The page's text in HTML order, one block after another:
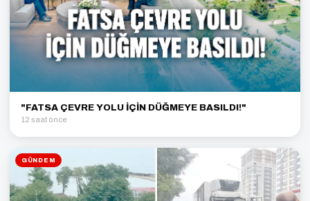
"FATSA ÇEVRE YOLU İÇİN DÜĞMEYE BASILDI!"
12 saat önce
GÜNDEM